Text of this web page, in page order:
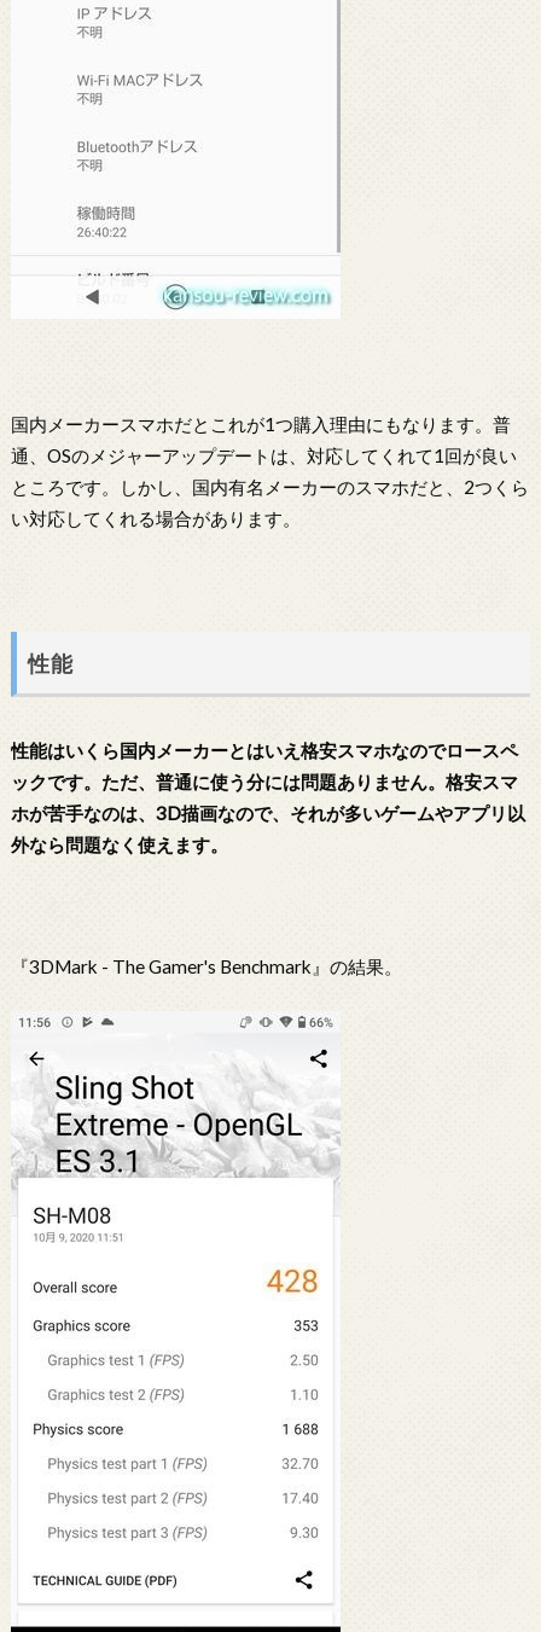
国内メーカースマホだとこれが1つ購入理由にもなります。普
通、OSのメジャーアップデートは、対応してくれて1回が良い
ところです。しかし、国内有名メーカーのスマホだと、2つくら
い対応してくれる場合があります。
性能
性能はいくら国内メーカーとはいえ格安スマホなのでロースペ
ックです。ただ、普通に使う分には問題ありません。格安スマ
ホが苦手なのは、3D描画なので、それが多いゲームやアプリ以
外なら問題なく使えます。
『3DMark - The Gamer's Benchmark』の結果。